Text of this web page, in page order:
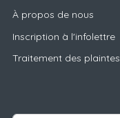
À propos de nous
Inscription à l'infolettre
Traitement des plaintes